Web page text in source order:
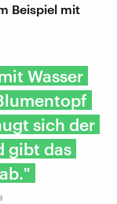
Beispiel mit
Wasser
sich der
gibt das